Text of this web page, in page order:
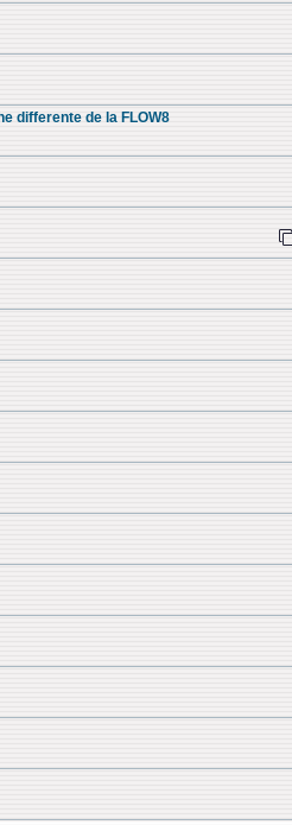
differente de la FLOW8